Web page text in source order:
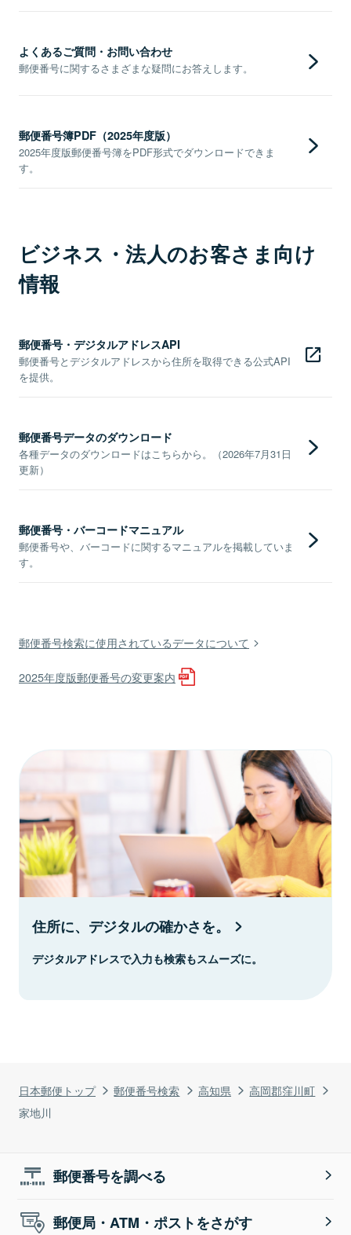
日本郵便トップ 郵便番号検索 高知県
高岡郡窪川町
家地川
よくあるご質問・お問い合わせ
郵便番号に関するさまざまな疑問にお答えします。
郵便番号簿PDF（2025年度版）
2025年度版郵便番号簿をPDF形式でダウンロードできま
す。
ビジネス・法人のお客さま向け
情報
郵便番号・デジタルアドレスAPI
郵便番号とデジタルアドレスから住所を取得できる公式API
を提供。
郵便番号データのダウンロード
各種データのダウンロードはこちらから。（2026年7月31日
更新）
郵便番号・バーコードマニュアル
郵便番号や、バーコードに関するマニュアルを掲載していま
す。
郵便番号検索に使用されているデータについて
2025年度版郵便番号の変更案内
住所に、デジタルの確かさを。
デジタルアドレスで入力も検索もスムーズに。
郵便番号を調べる
郵便局・ATM・ポストをさがす